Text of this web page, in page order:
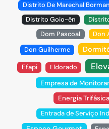
Distrito De Marechal
Distrito Goio-ên
Dom Pascoal
Don
Don Guilherme
Efapi Eldorado
Empresa de
Energia Trifásica
Entrada de Serviço